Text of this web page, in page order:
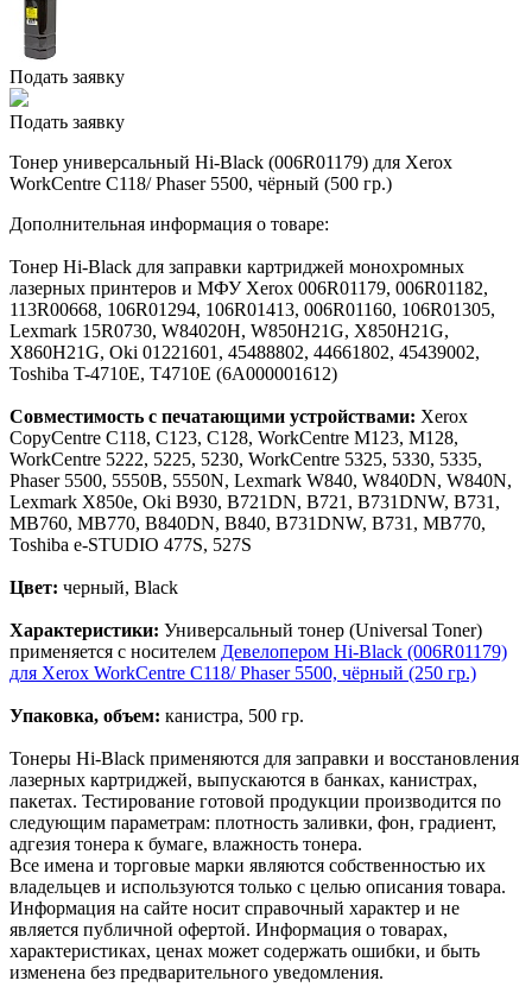
Подать заявку
Подать заявку
Тонер универсальный Hi-Black (006R01179) для Xerox
WorkCentre C118/ Phaser 5500, чёрный (500 гр.)
Дополнительная информация о товаре:
Тонер Hi-Black для заправки картриджей монохромных
лазерных принтеров и МФУ Xerox 006R01179, 006R01182,
113R00668, 106R01294, 106R01413, 006R01160, 106R01305,
Lexmark 15R0730, W84020H, W850H21G, X850H21G,
X860H21G, Oki 01221601, 45488802, 44661802, 45439002,
Toshiba T-4710E, T4710E (6A000001612)
Совместимость с печатающими устройствами: Xerox
CopyCentre C118, C123, C128, WorkCentre M123, M128,
WorkCentre 5222, 5225, 5230, WorkCentre 5325, 5330, 5335,
Phaser 5500, 5550B, 5550N, Lexmark W840, W840DN, W840N,
Lexmark X850e, Oki B930, B721DN, B721, B731DNW, B731,
MB760, MB770, B840DN, B840, B731DNW, B731, MB770,
Toshiba e-STUDIO 477S, 527S
Цвет: черный, Black
Характеристики: Универсальный тонер (Universal Toner)
применяется с носителем Девелопером Hi-Black (006R01179)
для Xerox WorkCentre C118/ Phaser 5500, чёрный (250 гр.)
Упаковка, объем: канистра, 500 гр.
Тонеры Hi-Black применяются для заправки и восстановления
лазерных картриджей, выпускаются в банках, канистрах,
пакетах. Тестирование готовой продукции производится по
следующим параметрам: плотность заливки, фон, градиент,
адгезия тонера к бумаге, влажность тонера.
Все имена и торговые марки являются собственностью их
владельцев и используются только с целью описания товара.
Информация на сайте носит справочный характер и не
является публичной офертой. Информация о товарах,
характеристиках, ценах может содержать ошибки, и быть
изменена без предварительного уведомления.